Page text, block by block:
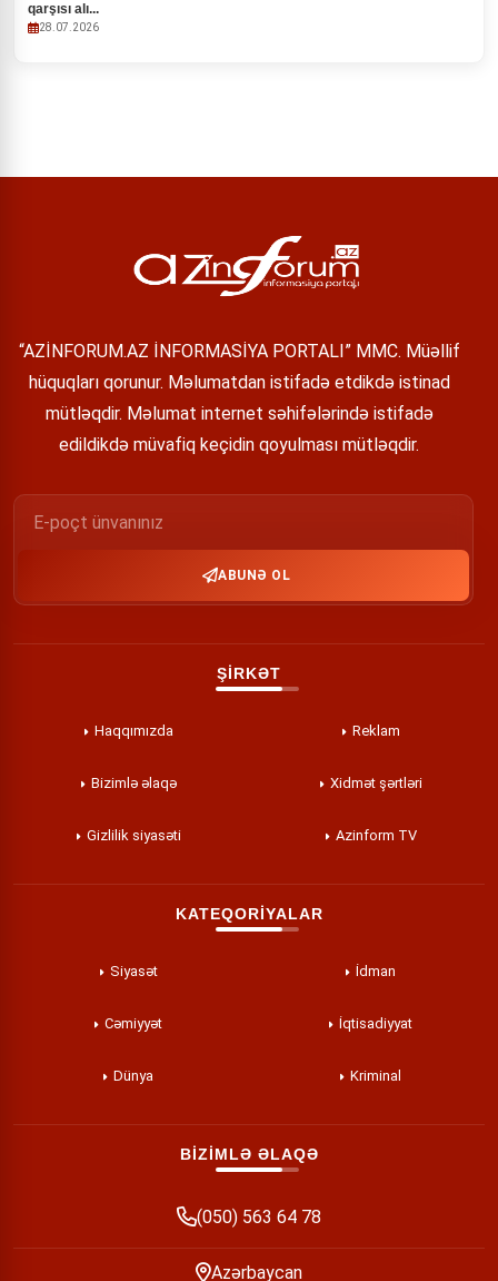
qarşısı alı...
28.07.2026
“AZİNFORUM.AZ İNFORMASİYA PORTALI” MMC. Müəllif
hüquqları qorunur. Məlumatdan istifadə etdikdə istinad
mütləqdir. Məlumat internet səhifələrində istifadə
edildikdə müvafiq keçidin qoyulması mütləqdir.
ABUNƏ OL
ŞİRKƏT
Haqqımızda Reklam
Bizimlə əlaqə Xidmət şərtləri
Gizlilik siyasəti Azinform TV
KATEQORİYALAR
Siyasət İdman
Cəmiyyət İqtisadiyyat
Dünya Kriminal
BİZİMLƏ ƏLAQƏ
(050) 563 64 78
Azərbaycan